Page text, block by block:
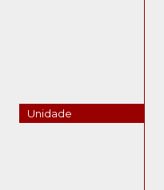
Unidade